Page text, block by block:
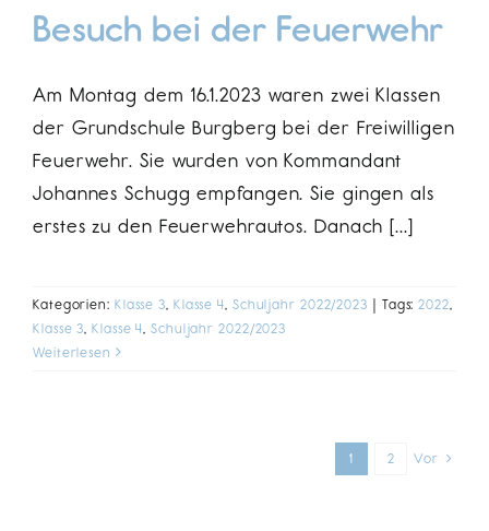
Besuch bei der Feuerwehr
Am Montag dem 16.1.2023 waren zwei Klassen
der Grundschule Burgberg bei der Freiwilligen
Feuerwehr. Sie wurden von Kommandant
Johannes Schugg empfangen. Sie gingen als
erstes zu den Feuerwehrautos. Danach [...]
Kategorien: Klasse 3 Klasse 4 Schuljahr 2022/2023 | Tags:2022
Klasse 3 ,Klasse 4 ,Schuljahr 2022/2023
Weiterlesen
1 2 Vor